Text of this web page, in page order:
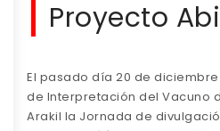
Proyecto
El pasado día 20 de
de Interpretación del Vacuno
Arakil la Jornada de